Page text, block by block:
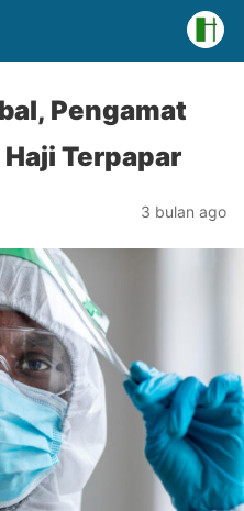
Pengamat
Terpapar
3 bulan ago